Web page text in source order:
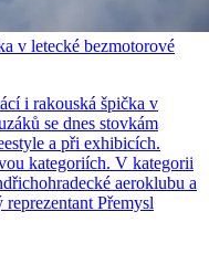
v letecké bezmotorové
i rakouská špička v
se dnes stovkám
a při exhibicích.
kategoriích. V kategorii
aeroklubu a
Přemysl